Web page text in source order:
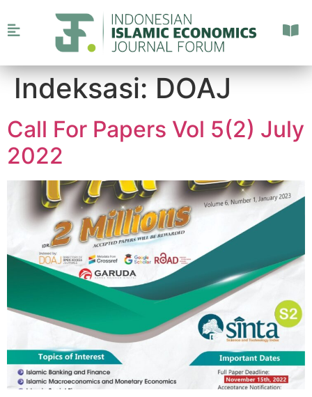
Indeksasi:DOAJ
Call For Papers Vol 5(2) July
2022